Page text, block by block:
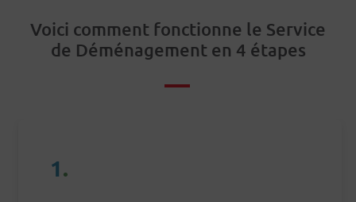
Voici comment fonctionne le Service
de Déménagement en 4 étapes
1.